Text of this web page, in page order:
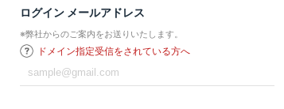
ログイン メールアドレス
※弊社からのご案内をお送りいたします。
ドメイン指定受信をされている方へ